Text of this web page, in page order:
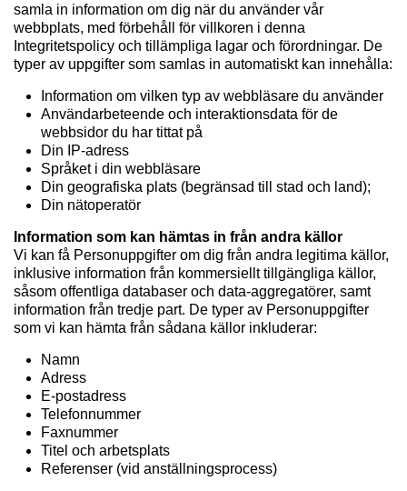
samla in information om dig när du använder vår
webbplats, med förbehåll för villkoren i denna
Integritetspolicy och tillämpliga lagar och förordningar. De
typer av uppgifter som samlas in automatiskt kan innehålla:
Information om vilken typ av webbläsare du använder
Användarbeteende och interaktionsdata för de
webbsidor du har tittat på
Din IP-adress
Språket i din webbläsare
Din geografiska plats (begränsad till stad och land);
Din nätoperatör
Information som kan hämtas in från andra källor
Vi kan få Personuppgifter om dig från andra legitima källor,
inklusive information från kommersiellt tillgängliga källor,
såsom offentliga databaser och data-aggregatörer, samt
information från tredje part. De typer av Personuppgifter
som vi kan hämta från sådana källor inkluderar:
Namn
Adress
E-postadress
Telefonnummer
Faxnummer
Titel och arbetsplats
Referenser (vid anställningsprocess)